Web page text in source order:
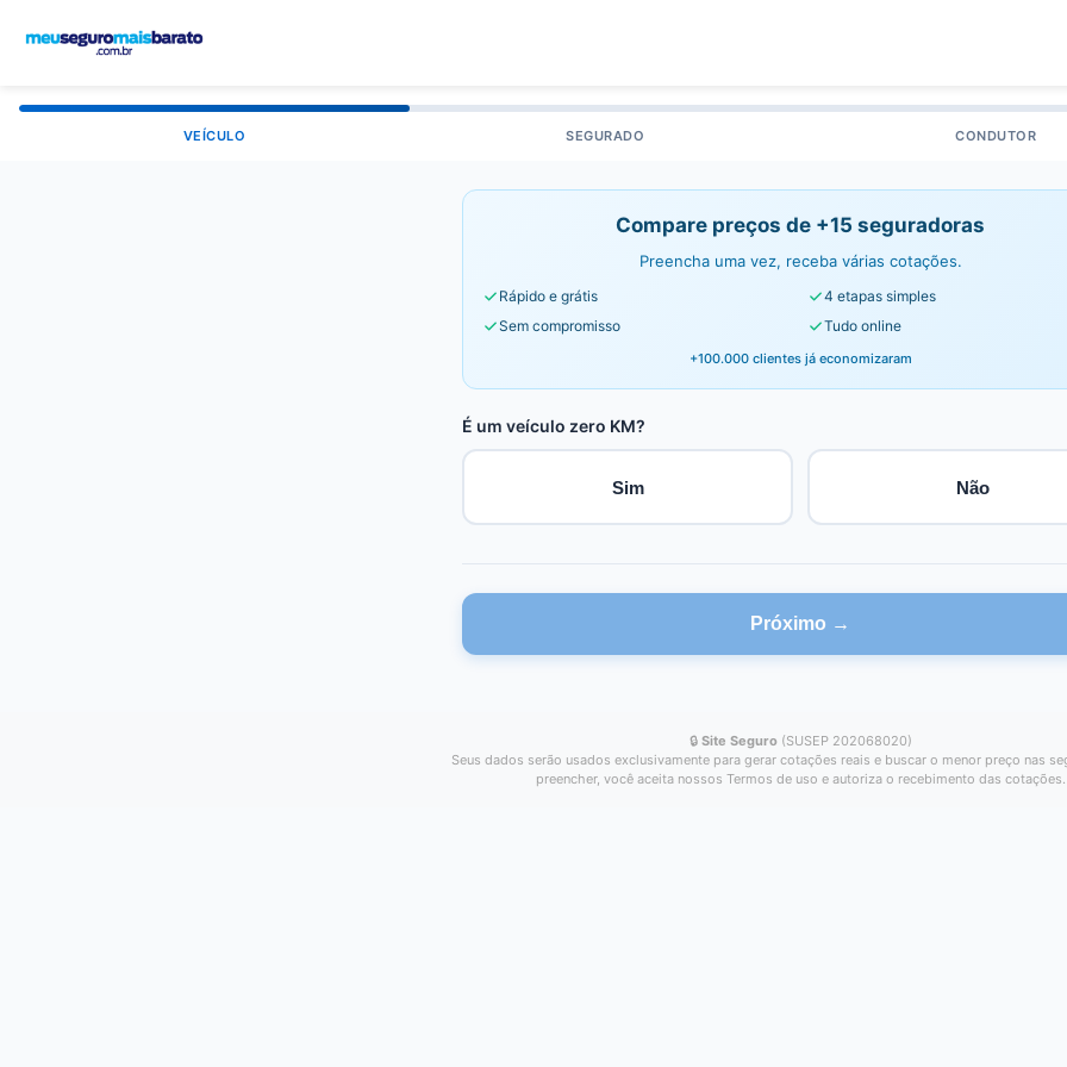
VEÍCULO SEGURADO CONDUTOR
Compare preços de +15 seguradoras
Preencha uma vez, receba várias cotações.
Rápido e grátis
4 etapas simples
Sem compromisso
Tudo online
+100.000 clientes já economizaram
É um veículo zero KM?
Sim Não
Próximo →
🔒 Site Seguro (SUSEP 202068020)
Seus dados serão usados exclusivamente para gerar cotações reais e buscar o menor preço nas
preencher, você aceita nossos Termos de uso e autoriza o recebimento das cotações.